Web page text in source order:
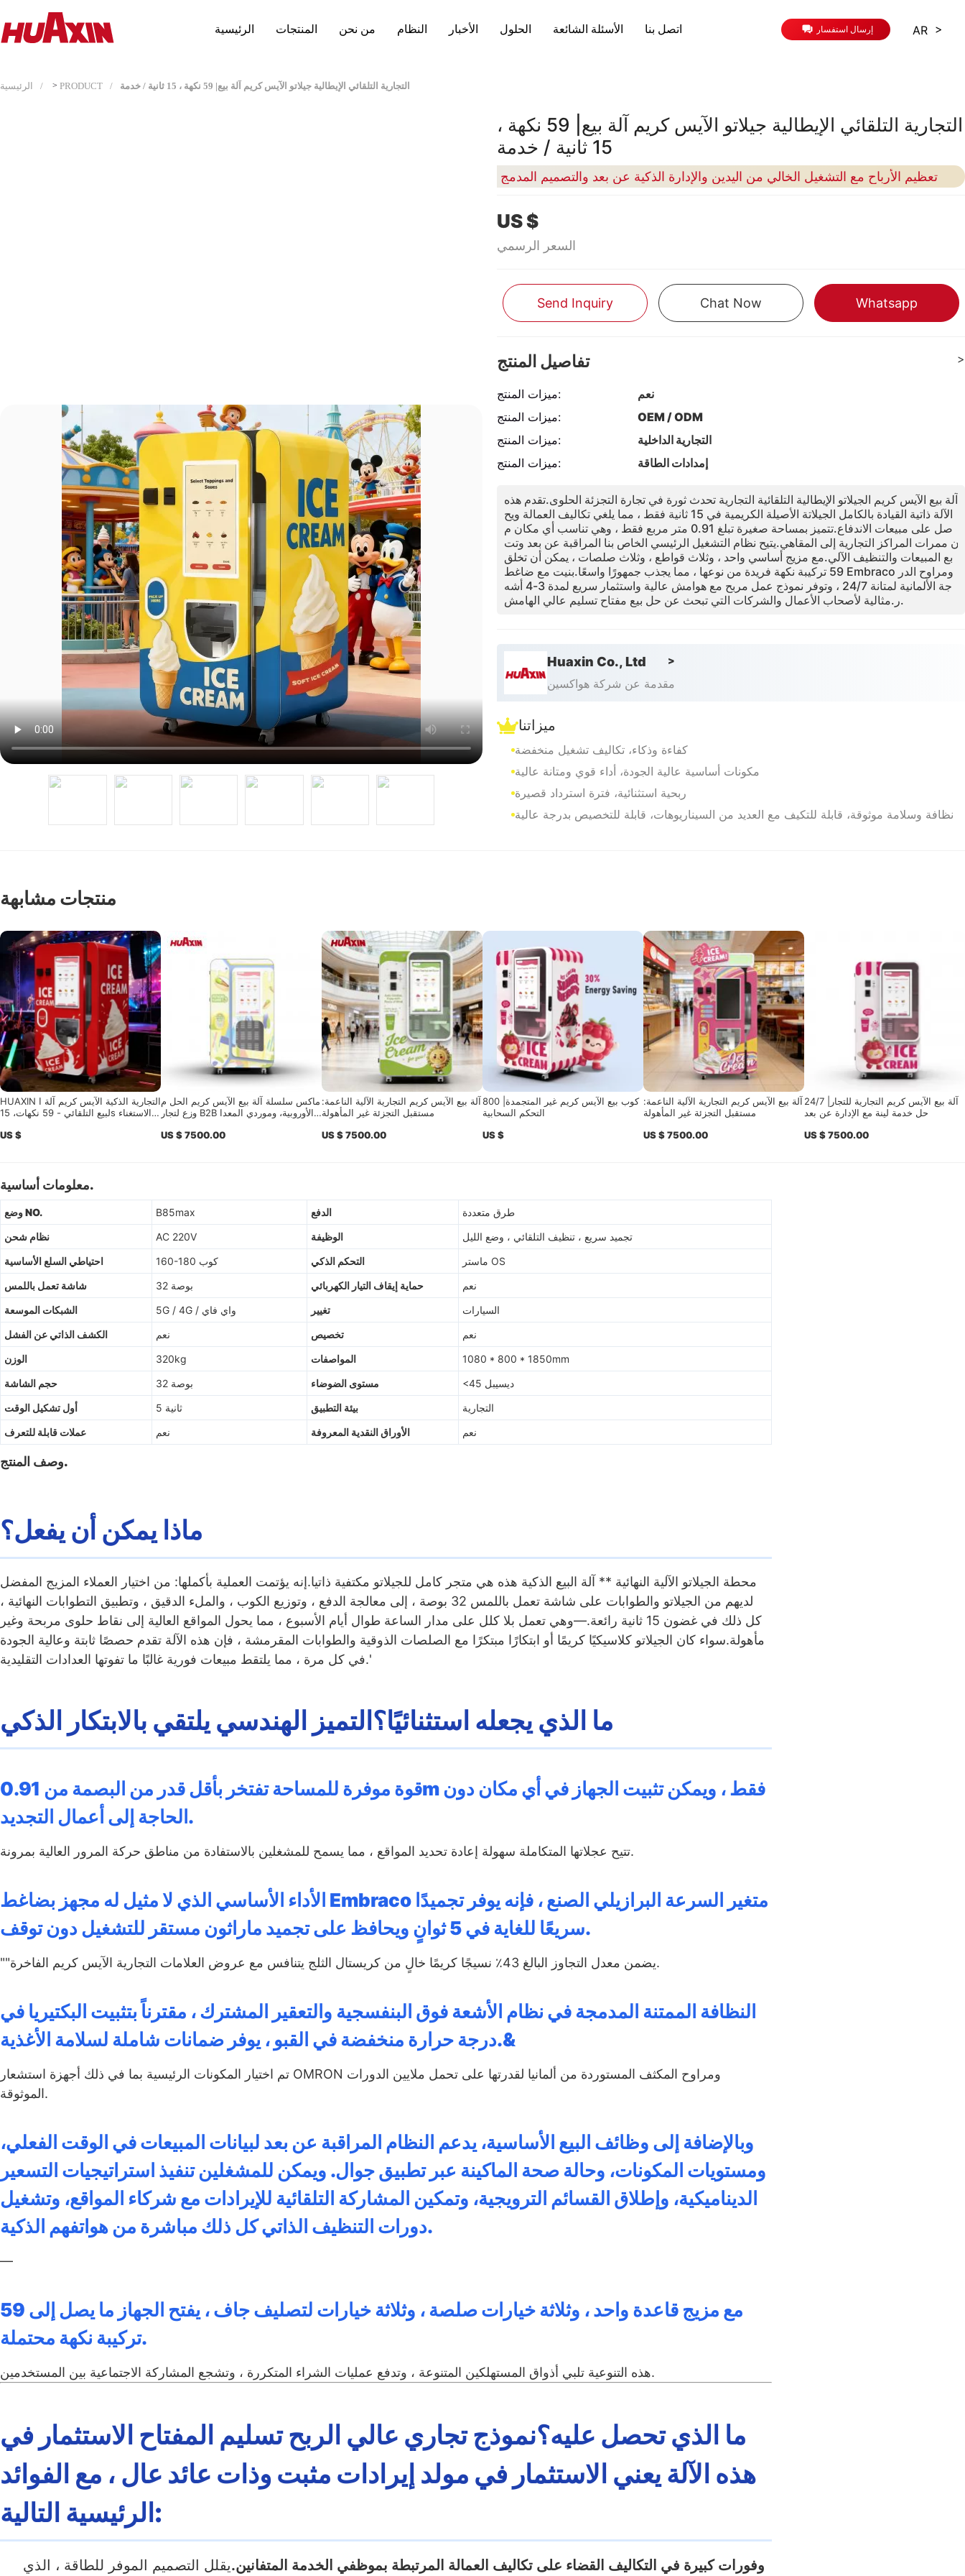
الرئيسية المنتجات من نحن النظام الأخبار الحلول الأسئلة الشائعة اتصل بنا إرسال استفسار AR >
الرئيسية > PRODUCT التجارية التلقائي الإيطالية جيلاتو الآيس كريم آلة بيع| 59 نكهة ، 15 ثانية / خدمة
التجارية التلقائي الإيطالية جيلاتو الآيس كريم آلة بيع| 59 نكهة ،
15 ثانية / خدمة
تعظيم الأرباح مع التشغيل الخالي من اليدين والإدارة الذكية عن بعد والتصميم المدمج
US $
السعر الرسمي
Send Inquiry Chat Now Whatsapp
تفاصيل المنتج >
ميزات المنتج:
نعم
ميزات المنتج:
OEM / ODM
ميزات المنتج:
التجارية الداخلية
ميزات المنتج:
إمدادات الطاقة
آلة بيع الآيس كريم الجيلاتو الإيطالية التلقائية التجارية تحدث ثورة في تجارة التجزئة الحلوى.تقدم هذه
الآلة ذاتية القيادة بالكامل الجيلاتة الأصيلة الكريمية في 15 ثانية فقط ، مما يلغي تكاليف العمالة ويح
صل على مبيعات الاندفاع.تتميز بمساحة صغيرة تبلغ 0.91 متر مربع فقط ، وهي تناسب أي مكان م
ن ممرات المراكز التجارية إلى المقاهي.يتيح نظام التشغيل الرئيسي الخاص بنا المراقبة عن بعد وتت
بع المبيعات والتنظيف الآلي.مع مزيج أساسي واحد ، وثلاث قواطع ، وثلاث صلصات ، يمكن أن تخلق
59 تركيبة نكهة فريدة من نوعها ، مما يجذب جمهورًا واسعًا.بنيت مع ضاغط Embraco ومراوح الدر
جة الألمانية لمتانة 24/7 ، وتوفر نموذج عمل مربح مع هوامش عالية واستثمار سريع لمدة 3-4 أشه
ر.مثالية لأصحاب الأعمال والشركات التي تبحث عن حل بيع مفتاح تسليم عالي الهامش.
Huaxin Co., Ltd >
مقدمة عن شركة هواكسين
ميزاتنا
كفاءة وذكاء، تكاليف تشغيل منخفضة
مكونات أساسية عالية الجودة، أداء قوي ومتانة عالية
ربحية استثنائية، فترة استرداد قصيرة
نظافة وسلامة موثوقة، قابلة للتكيف مع العديد من السيناريوهات، قابلة للتخصيص بدرجة عالية
منتجات مشابهة
HUAXIN التجارية الذكية الآيس كريم آلة ا
لبيع التلقائي - 59 نكهات، 15s الاستغناء،
US $
ماكس سلسلة آلة بيع الآيس كريم الحل م
وزع لتجار B2B الأوروبية، وموردي المعدا
US $ 7500.00
آلة بيع الآيس كريم التجارية الآلية الناعمة:
مستقبل التجزئة غير المأهولة
US $ 7500.00
800 كوب بيع الآيس كريم غير المتجمدة|
التحكم السحابية
US $
آلة بيع الآيس كريم التجارية الآلية الناعمة:
مستقبل التجزئة غير المأهولة
US $ 7500.00
آلة بيع الآيس كريم التجارية للتجار| 24/7
حل خدمة لينة مع الإدارة عن بعد
US $ 7500.00
معلومات أساسية.
وضع NO. B85max الدفع
طرق متعددة
نظام شحن
AC 220V الوظيفة
تجميد سريع ، تنظيف التلقائي ، وضع الليل
احتياطي السلع الأساسية
160-180 كوب التحكم الذكي
ماستر OS
شاشة تعمل باللمس
32 بوصة حماية إيقاف التيار الكهربائي
نعم
الشبكات الموسعة
5G / 4G / واي فاي تغيير
السيارات
الكشف الذاتي عن الفشل
نعم تخصيص
نعم
الوزن
320kg المواصفات
1080 * 800 * 1850mm
حجم الشاشة
32 بوصة مستوى الضوضاء
<45 ديسيبل
أول تشكيل الوقت
5 ثانية بيئة التطبيق
التجارية
عملات قابلة للتعرف
نعم الأوراق النقدية المعروفة نعم
وصف المنتج.
ماذا يمكن أن يفعل؟
محطة الجيلاتو الآلية النهائية ** آلة البيع الذكية هذه هي متجر كامل للجيلاتو مكتفية ذاتيا.إنه يؤتمت العملية بأكملها: من اختيار العملاء المزيج المفضل
لديهم من الجيلاتو والطوابات على شاشة تعمل باللمس 32 بوصة ، إلى معالجة الدفع ، وتوزيع الكوب ، والملء الدقيق ، وتطبيق التطوابات النهائية ،
كل ذلك في غضون 15 ثانية رائعة.—وهي تعمل بلا كلل على مدار الساعة طوال أيام الأسبوع ، مما يحول المواقع العالية إلى نقاط حلوى مربحة وغير
مأهولة.سواء كان الجيلاتو كلاسيكيًا كريمًا أو ابتكارًا مبتكرًا مع الصلصات الذوقية والطوابات المقرمشة ، فإن هذه الآلة تقدم حصصًا ثابتة وعالية الجودة
في كل مرة ، مما يلتقط مبيعات فورية غالبًا ما تفوتها العدادات التقليدية.'
ما الذي يجعله استثنائيًا؟التميز الهندسي يلتقي بالابتكار الذكي
قوة موفرة للمساحة تفتخر بأقل قدر من البصمة من 0.91m فقط ، ويمكن تثبيت الجهاز في أي مكان دون
الحاجة إلى أعمال التجديد.
تتيح عجلاتها المتكاملة سهولة إعادة تحديد المواقع ، مما يسمح للمشغلين بالاستفادة من مناطق حركة المرور العالية بمرونة.
الأداء الأساسي الذي لا مثيل له مجهز بضاغط Embraco متغير السرعة البرازيلي الصنع ، فإنه يوفر تجميدًا
سريعًا للغاية في 5 ثوانٍ ويحافظ على تجميد ماراثون مستقر للتشغيل دون توقف.
""يضمن معدل التجاوز البالغ 43٪ نسيجًا كريمًا خالٍ من كريستال الثلج يتنافس مع عروض العلامات التجارية الآيس كريم الفاخرة.
النظافة الممتنة المدمجة في نظام الأشعة فوق البنفسجية والتعقير المشترك ، مقترناً بتثبيت البكتيريا في
درجة حرارة منخفضة في القبو ، يوفر ضمانات شاملة لسلامة الأغذية.&
تم اختيار المكونات الرئيسية بما في ذلك أجهزة استشعار OMRON ومراوح المكثف المستوردة من ألمانيا لقدرتها على تحمل ملايين الدورات
الموثوقة.
وبالإضافة إلى وظائف البيع الأساسية، يدعم النظام المراقبة عن بعد لبيانات المبيعات في الوقت الفعلي،
ومستويات المكونات، وحالة صحة الماكينة عبر تطبيق جوال. ويمكن للمشغلين تنفيذ استراتيجيات التسعير
الديناميكية، وإطلاق القسائم الترويجية، وتمكين المشاركة التلقائية للإيرادات مع شركاء المواقع، وتشغيل
دورات التنظيف الذاتي كل ذلك مباشرة من هواتفهم الذكية.
—
مع مزيج قاعدة واحد ، وثلاثة خيارات صلصة ، وثلاثة خيارات لتصليف جاف ، يفتح الجهاز ما يصل إلى 59
تركيبة نكهة محتملة.
هذه التنوعية تلبي أذواق المستهلكين المتنوعة ، وتدفع عمليات الشراء المتكررة ، وتشجع المشاركة الاجتماعية بين المستخدمين.
ما الذي تحصل عليه؟نموذج تجاري عالي الربح تسليم المفتاح الاستثمار في
هذه الآلة يعني الاستثمار في مولد إيرادات مثبت وذات عائد عال ، مع الفوائد
الرئيسية التالية:
وفورات كبيرة في التكاليف القضاء على تكاليف العمالة المرتبطة بموظفي الخدمة المتفانين.يقلل التصميم الموفر للطاقة ، الذي